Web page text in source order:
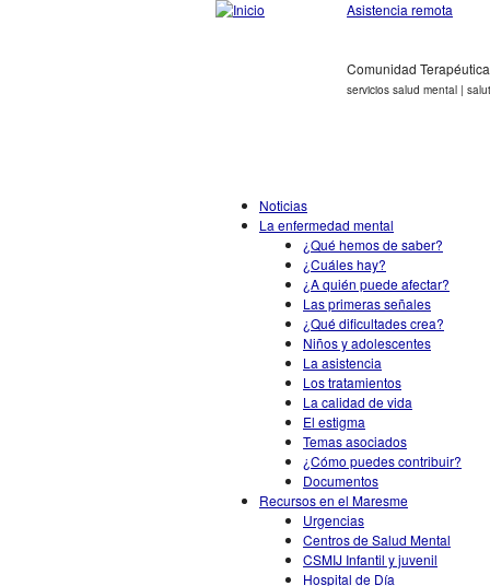
Asistencia remota
Comunidad
servicios salud mental |
Noticias
La enfermedad mental
¿Qué hemos de saber?
¿Cuáles hay?
¿A quién puede afectar?
Las primeras señales
¿Qué dificultades crea?
Niños y adolescentes
La asistencia
Los tratamientos
La calidad de vida
El estigma
Temas asociados
¿Cómo puedes contribuir?
Documentos
Recursos en el Maresme
Urgencias
Centros de Salud Mental
CSMIJ Infantil y juvenil
Hospital de Día